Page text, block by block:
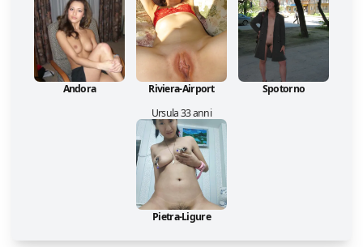
Andora Riviera-Airport
Spotorno
Ursula 33 anni
Pietra-Ligure